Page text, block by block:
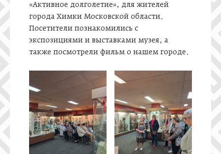
«Активное долголетие», для жителей
города Химки Московской области.
Посетители познакомились с
экспозициями и выставками музея, а
также посмотрели фильм о нашем городе.